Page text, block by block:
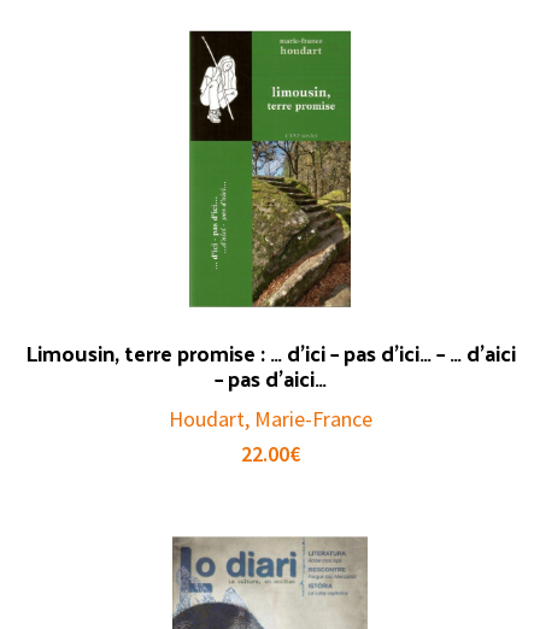
Limousin, terre promise : … d’ici – pas d’ici… – … d’aici
– pas d’aici…
Houdart, Marie-France
22.00€